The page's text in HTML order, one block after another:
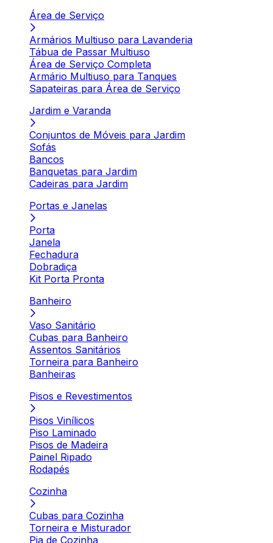
Área de Serviço
Armários Multiuso para Lavanderia
Tábua de Passar Multiuso
Área de Serviço Completa
Armário Multiuso para Tanques
Sapateiras para Área de Serviço
Jardim e Varanda
Conjuntos de Móveis para Jardim
Sofás
Bancos
Banquetas para Jardim
Cadeiras para Jardim
Portas e Janelas
Porta
Janela
Fechadura
Dobradiça
Kit Porta Pronta
Banheiro
Vaso Sanitário
Cubas para Banheiro
Assentos Sanitários
Torneira para Banheiro
Banheiras
Pisos e Revestimentos
Pisos Vinílicos
Piso Laminado
Pisos de Madeira
Painel Ripado
Rodapés
Cozinha
Cubas para Cozinha
Torneira e Misturador
Pia de Cozinha